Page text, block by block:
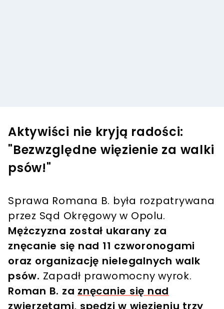
Aktywiści nie kryją radości:
"Bezwzględne więzienie za walki
psów!"
Sprawa Romana B. była rozpatrywana
przez Sąd Okręgowy w Opolu.
Mężczyzna został ukarany za
znęcanie się nad 11 czworonogami
oraz organizację nielegalnych walk
psów. Zapadł prawomocny wyrok.
Roman B. za znęcanie się nad
zwierzętami, spędzi w więzieniu trzy